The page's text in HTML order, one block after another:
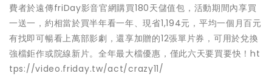
費者於遠傳friDay影音官網購買180天儲值包，活動期間內享買
一送一，約相當於買半年看一年、現省1,194元，平均一個月百元
有找即可暢看上萬部影劇，還享加贈的12張單片券，可用於兌換
強檔鉅作或院線新片。全年最大檔優惠，僅此六天要買要快！ht
tps://video.friday.tw/act/crazy11/